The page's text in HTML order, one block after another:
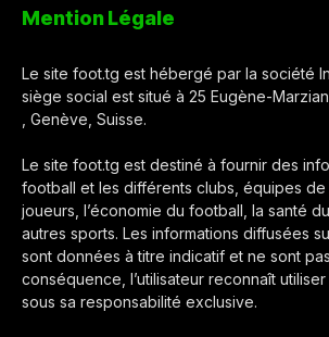
Mention Légale
Le site foot.tg est hébergé par la société
siège social est situé à 25 Eugène-
, Genève, Suisse.
Le site foot.tg est destiné à fournir des
football et les différents clubs, équipes
joueurs, l’économie du football, la santé
autres sports. Les informations diffusées
sont données à titre indicatif et ne sont
conséquence, l’utilisateur reconnaît
sous sa responsabilité exclusive.